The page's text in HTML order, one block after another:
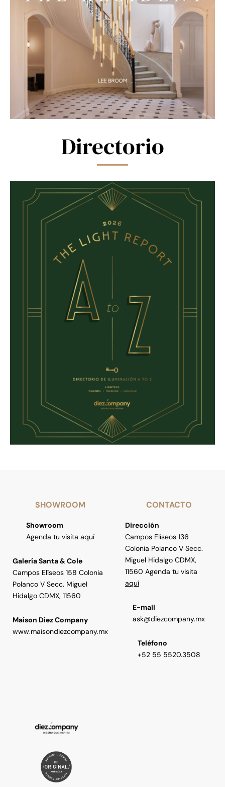
Directorio
SHOWROOM
Showroom
Agenda tu visita aquí
Galería Santa & Cole
Campos Elíseos 158 Colonia
Polanco V Secc. Miguel
Hidalgo CDMX, 11560
Maison Diez Company
www.maisondiezcompany.mx
CONTACTO
Dirección
Campos Elíseos 136
Colonia Polanco V Secc.
Miguel Hidalgo CDMX,
11560 Agenda tu visita
aquí
E-mail
ask@diezcompany.mx
Teléfono
+52 55 5520.3508